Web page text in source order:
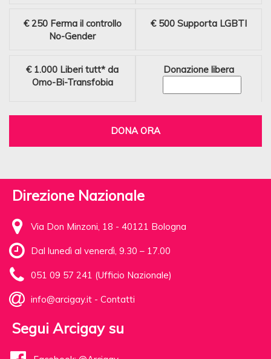
€ 250 Ferma il controllo
No-Gender
€ 500 Supporta LGBTI
€ 1.000 Liberi tutt* da
Omo-Bi-Transfobia
Donazione libera
DONA ORA
Direzione Nazionale
Via Don Minzoni, 18 - 40121 Bologna
Dal lunedì al venerdì, 9.30 – 17.00
051 09 57 241 (Ufficio Nazionale)
info@arcigay.it - Contatti
Segui Arcigay su